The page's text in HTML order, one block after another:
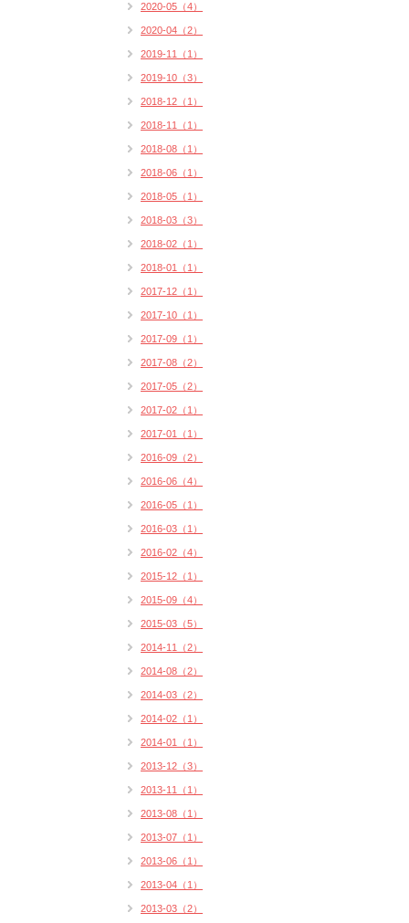
2020-05（4）
2020-04（2）
2019-11（1）
2019-10（3）
2018-12（1）
2018-11（1）
2018-08（1）
2018-06（1）
2018-05（1）
2018-03（3）
2018-02（1）
2018-01（1）
2017-12（1）
2017-10（1）
2017-09（1）
2017-08（2）
2017-05（2）
2017-02（1）
2017-01（1）
2016-09（2）
2016-06（4）
2016-05（1）
2016-03（1）
2016-02（4）
2015-12（1）
2015-09（4）
2015-03（5）
2014-11（2）
2014-08（2）
2014-03（2）
2014-02（1）
2014-01（1）
2013-12（3）
2013-11（1）
2013-08（1）
2013-07（1）
2013-06（1）
2013-04（1）
2013-03（2）